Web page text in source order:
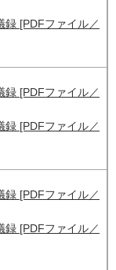
録 [PDFファイル／
録 [PDFファイル／
録 [PDFファイル／
録 [PDFファイル／
録 [PDFファイル／